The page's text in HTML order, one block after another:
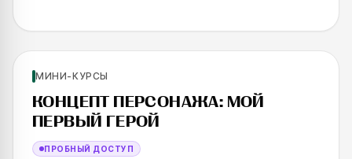
SKILLS UP
МИНИ-КУРСЫ
КОНЦЕПТ ПЕРСОНАЖА: МОЙ
ПЕРВЫЙ ГЕРОЙ
ПРОБНЫЙ ДОСТУП